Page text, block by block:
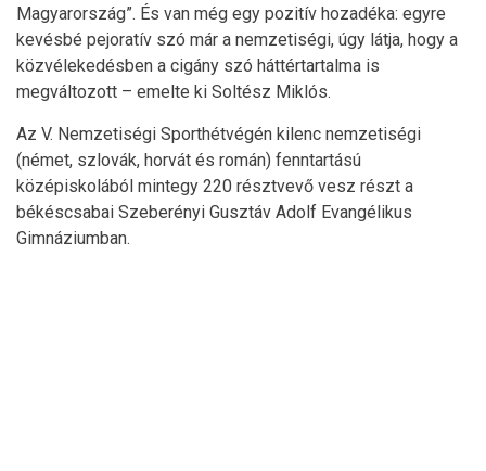
Magyarország”. És van még egy pozitív hozadéka: egyre
kevésbé pejoratív szó már a nemzetiségi, úgy látja, hogy a
közvélekedésben a cigány szó háttértartalma is
megváltozott – emelte ki Soltész Miklós.
Az V. Nemzetiségi Sporthétvégén kilenc nemzetiségi
(német, szlovák, horvát és román) fenntartású
középiskolából mintegy 220 résztvevő vesz részt a
békéscsabai Szeberényi Gusztáv Adolf Evangélikus
Gimnáziumban.